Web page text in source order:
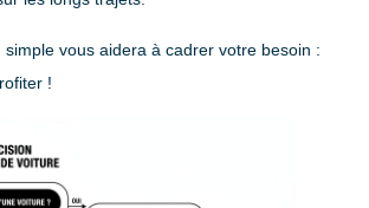
simple vous aidera à cadrer votre besoin :
!